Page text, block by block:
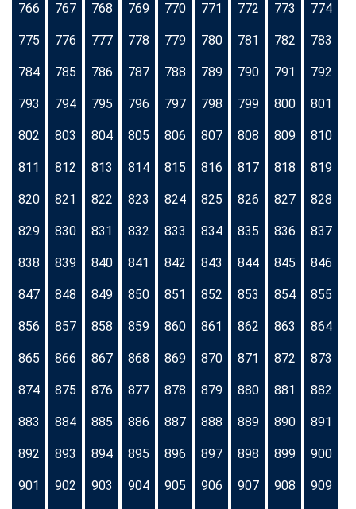
766 767 768 769 770 771 772 773 774
775 776 777 778 779 780 781 782 783
784 785 786 787 788 789 790 791 792
793 794 795 796 797 798 799 800 801
802 803 804 805 806 807 808 809 810
811 812 813 814 815 816 817 818 819
820 821 822 823 824 825 826 827 828
829 830 831 832 833 834 835 836 837
838 839 840 841 842 843 844 845 846
847 848 849 850 851 852 853 854 855
856 857 858 859 860 861 862 863 864
865 866 867 868 869 870 871 872 873
874 875 876 877 878 879 880 881 882
883 884 885 886 887 888 889 890 891
892 893 894 895 896 897 898 899 900
901 902 903 904 905 906 907 908 909